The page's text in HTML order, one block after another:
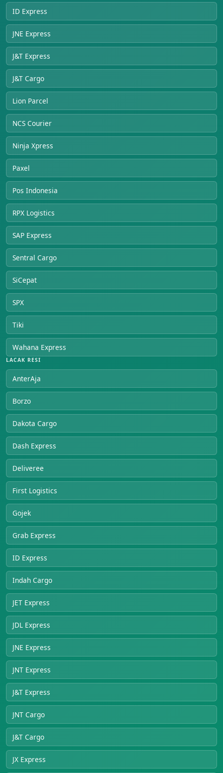
ID Express
JNE Express
J&T Express
J&T Cargo
Lion Parcel
NCS Courier
Ninja Xpress
Paxel
Pos Indonesia
RPX Logistics
SAP Express
Sentral Cargo
SiCepat
SPX
Tiki
Wahana Express
LACAK RESI
AnterAja
Borzo
Dakota Cargo
Dash Express
Deliveree
First Logistics
Gojek
Grab Express
ID Express
Indah Cargo
JET Express
JDL Express
JNE Express
JNT Express
J&T Express
JNT Cargo
J&T Cargo
JX Express